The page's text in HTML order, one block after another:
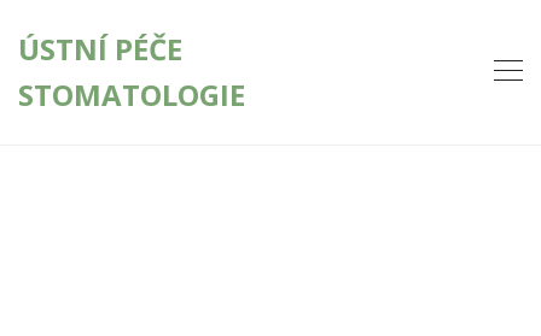
ÚSTNÍ PÉČE
STOMATOLOGIE